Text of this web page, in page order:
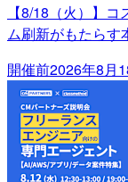
【8/18（火）】
ム刷新がもたらす
開催前2026年8月